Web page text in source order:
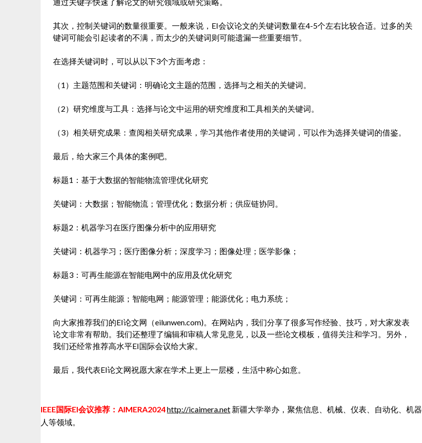
其次，控制关键词的数量很重要。一般来说，EI会议论文的关键词数量在4-5个左右比较合适。过多的关
键词可能会引起读者的不满，而太少的关键词则可能遗漏一些重要细节。
在选择关键词时，可以从以下3个方面考虑：
（1）主题范围和关键词：明确论文主题的范围，选择与之相关的关键词。
（2）研究维度与工具：选择与论文中运用的研究维度和工具相关的关键词。
（3）相关研究成果：查阅相关研究成果，学习其他作者使用的关键词，可以作为选择关键词的借鉴。
最后，给大家三个具体的案例吧。
标题1：基于大数据的智能物流管理优化研究
关键词：大数据；智能物流；管理优化；数据分析；供应链协同。
标题2：机器学习在医疗图像分析中的应用研究
关键词：机器学习；医疗图像分析；深度学习；图像处理；医学影像；
标题3：可再生能源在智能电网中的应用及优化研究
关键词：可再生能源；智能电网；能源管理；能源优化；电力系统；
向大家推荐我们的EI论文网（eilunwen.com)。在网站内，我们分享了很多写作经验、技巧，对大家发表
论文非常有帮助。我们还整理了编辑和审稿人常见意见，以及一些论文模板，值得关注和学习。另外，
我们还经常推荐高水平EI国际会议给大家。
最后，我代表EI论文网祝愿大家在学术上更上一层楼，生活中称心如意。
IEEE国际EI会议推荐：AIMERA2024http://icaimera.net 新疆大学举办，聚焦信息、机械、仪表、自动化、机器
人等领域。